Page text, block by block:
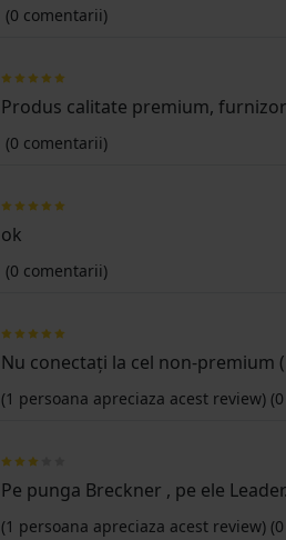
(0 comentarii)
Produs calitate premium,
(0 comentarii)
ok
(0 comentarii)
Nu conectați la cel non-premium
(1 persoana apreciaza acest review)
Pe punga Breckner , pe ele Leader.
(1 persoana apreciaza acest review)